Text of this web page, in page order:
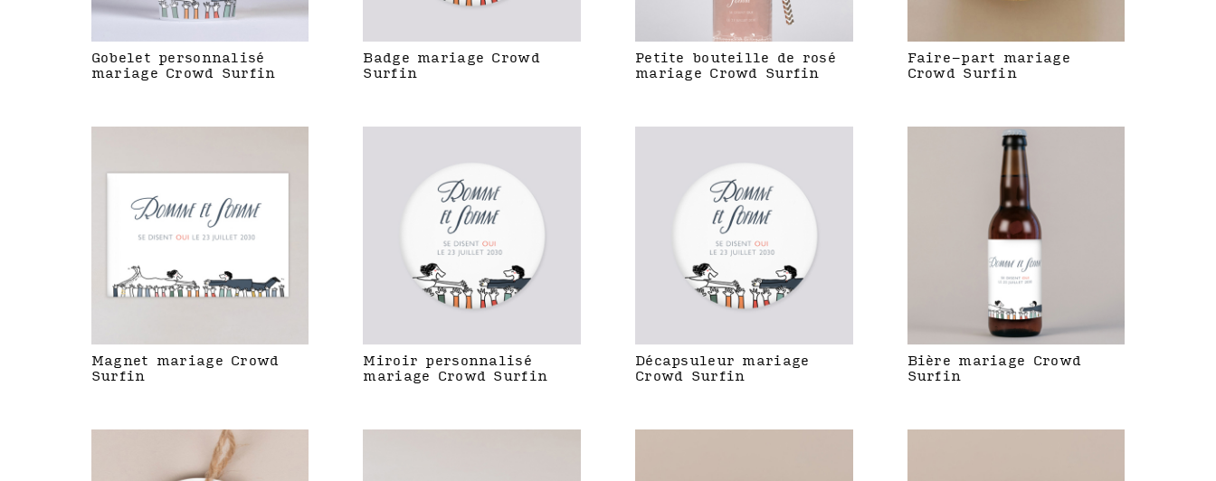
Gobelet personnalisé
mariage Crowd Surfin
Badge mariage Crowd
Surfin
Petite bouteille de rosé
mariage Crowd Surfin
Faire-part mariage
Crowd Surfin
Magnet mariage Crowd
Surfin
Miroir personnalisé
mariage Crowd Surfin
Décapsuleur mariage
Crowd Surfin
Bière mariage Crowd
Surfin